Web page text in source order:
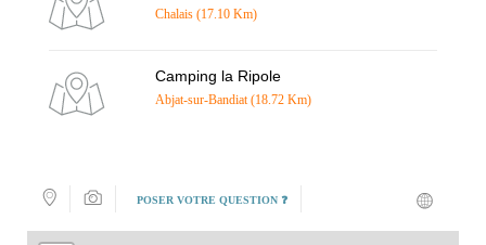
Chalais (17.10 Km)
Camping la Ripole
Abjat-sur-Bandiat (18.72 Km)
POSER VOTRE QUESTION ❓